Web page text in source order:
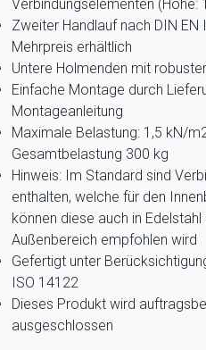
Verbindungselementen
Zweiter Handlauf nach DIN
Mehrpreis erhältlich
Untere Holmenden mit
Einfache Montage durch
Montageanleitung
Maximale Belastung: 1,5 kN/
Gesamtbelastung 300 kg
Hinweis: Im Standard sind
enthalten, welche für den
können diese auch in
Außenbereich empfohlen wird
Gefertigt unter
ISO 14122
Dieses Produkt wird
ausgeschlossen